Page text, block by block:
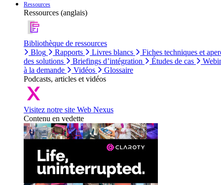
Ressources
Ressources (anglais)
Bibliothèque de ressources
Blog
Rapports Livres blancs
Fiches techniques et
des solutions
Briefings d’intégration Études de cas
à la demande
Vidéos
Glossaire
Podcasts, articles et vidéos
Visitez notre site Web Nexus
Contenu en vedette